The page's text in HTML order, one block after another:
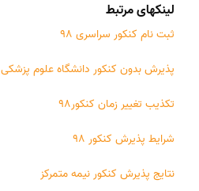
لینکهای مرتبط
ثبت نام کنکور سراسری 98
پذیرش بدون کنکور دانشگاه علوم پزشکی
تکذیب تغییر زمان کنکور98
شرایط پذیرش کنکور 98
نتایج پذیرش کنکور نیمه متمرکز